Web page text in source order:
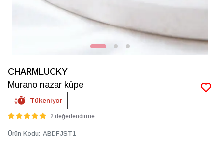
CHARMLUCKY
Murano nazar küpe
Tükeniyor
2 değerlendirme
Ürün Kodu: ABDFJST1